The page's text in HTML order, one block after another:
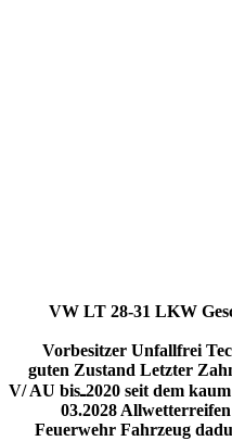
VW LT 28-31 LKW
2 Vorbesitzer Unfallfrei
guten Zustand Letzter
2020 seit dem kaum gefahren Inspektion Neu TـV/ AU bis
03.2028
Feuerwehr Fahrzeug